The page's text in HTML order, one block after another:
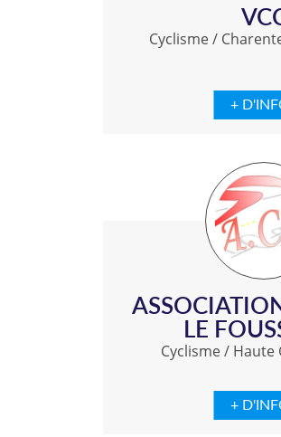
Cyclisme/
+
LE
Cyclisme/ Haute
+